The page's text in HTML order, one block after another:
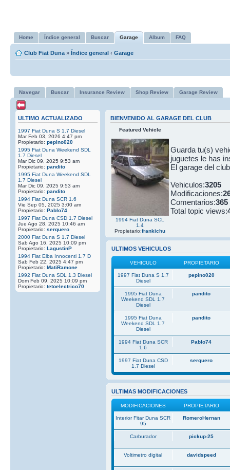
Home Índice general Buscar Garage Album FAQ
Club Fiat Duna » Índice general ‹ Garage
Navegar Buscar Insurance Review Shop Review Garage Review
ULTIMO ACTUALIZADO
1997 Fiat Duna S 1.7 Diesel
Mar Feb 03, 2026 4:47 pm
Propietario: pepino020
1995 Fiat Duna Weekend SDL
1.7 Diesel
Mar Dic 09, 2025 9:53 am
Propietario: pandito
1995 Fiat Duna Weekend SDL
1.7 Diesel
Mar Dic 09, 2025 9:53 am
Propietario: pandito
1994 Fiat Duna SCR 1.6
Vie Sep 05, 2025 3:00 am
Propietario: Pablo74
1997 Fiat Duna CSD 1.7 Diesel
Jue Ago 28, 2025 10:46 am
Propietario: serquero
2000 Fiat Duna S 1.7 Diesel
Sab Ago 16, 2025 10:09 pm
Propietario: LagustinP
1994 Fiat Elba Innocenti 1.7 D
Sab Feb 22, 2025 4:47 pm
Propietario: MatiRamone
1992 Fiat Duna SDL 1.3 Diesel
Dom Feb 09, 2025 10:09 pm
Propietario: tetoelectrico70
BIENVENIDO AL GARAGE DEL CLUB
Featured Vehicle
1994 Fiat Duna SCL
1.4
Propietario:frankichu
Guarda tu(s)
juguetes le has
El garage del
Vehiculos:3205
Modificaciones:
Comentarios:365
Total topic views:
ULTIMOS VEHICULOS
VEHICULO PROPIETARIO
1997 Fiat Duna S 1.7
Diesel
pepino020
1995 Fiat Duna
Weekend SDL 1.7
Diesel
pandito
1995 Fiat Duna
Weekend SDL 1.7
Diesel
pandito
1994 Fiat Duna SCR
1.6
Pablo74
1997 Fiat Duna CSD
1.7 Diesel
serquero
ULTIMAS MODIFICACIONES
MODIFICACIONES PROPIETARIO
Interior Fitar Duna SCR
95
RomeroHernan
Carburador pickup-25
Voltimetro digital davidspeed